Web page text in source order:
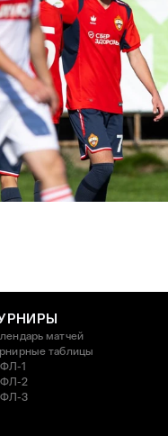
матчей
таблицы
1
2
3